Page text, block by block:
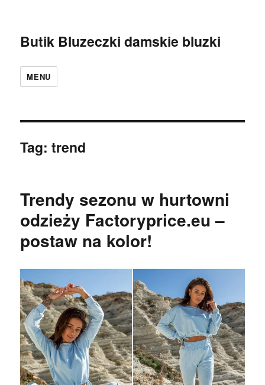
Butik Bluzeczki damskie bluzki
MENU
Tag:trend
Trendy sezonu w hurtowni
odzieży Factoryprice.eu –
postaw na kolor!